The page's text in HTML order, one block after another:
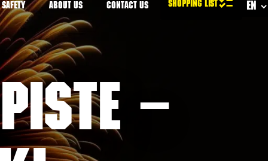
SAFETY ABOUT US CONTACT US
–